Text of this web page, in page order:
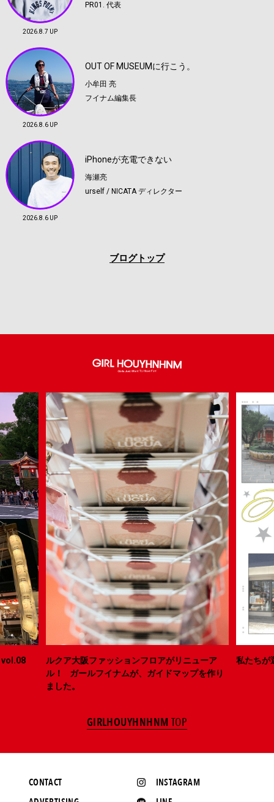
2026.8.7 UP
PR01. 代表
2026.8.6 UP
OUT OF MUSEUMに行こう。
小牟田 亮
フイナム編集長
2026.8.6 UP
iPhoneが充電できない
海瀬亮
urself / NICATA ディレクター
ブログトップ
vol.08
ルクア大阪ファッションフロアがリニューア
ル！ ガールフイナムが、ガイドマップを作り
ました。
私たちが
GIRLHOUYHNHNM TOP
INSTAGRAM
CONTACT